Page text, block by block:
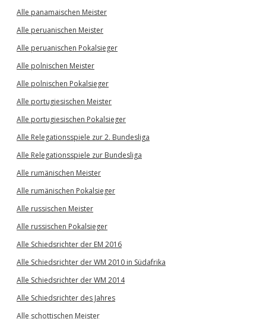
Alle panamaischen Meister
Alle peruanischen Meister
Alle peruanischen Pokalsieger
Alle polnischen Meister
Alle polnischen Pokalsieger
Alle portugiesischen Meister
Alle portugiesischen Pokalsieger
Alle Relegationsspiele zur 2. Bundesliga
Alle Relegationsspiele zur Bundesliga
Alle rumänischen Meister
Alle rumänischen Pokalsieger
Alle russischen Meister
Alle russischen Pokalsieger
Alle Schiedsrichter der EM 2016
Alle Schiedsrichter der WM 2010 in Südafrika
Alle Schiedsrichter der WM 2014
Alle Schiedsrichter des Jahres
Alle schottischen Meister